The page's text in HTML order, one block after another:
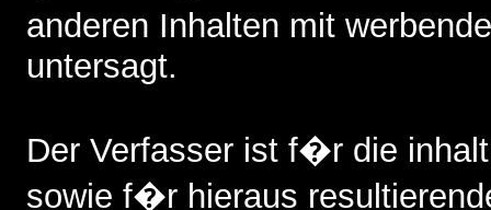
anderen Inhalten mit
untersagt.
Der Verfasser ist f�r die
sowie f�r hieraus